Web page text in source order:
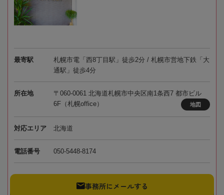
最寄駅
札幌市電「西8丁目駅」徒歩2分 / 札幌市営地下鉄「大
通駅」徒歩4分
所在地
〒060-0061 北海道札幌市中央区南1条西7 都市ビル
6F（札幌office）
地図
対応エリア 北海道
電話番号 050-5448-8174
事務所にメールする